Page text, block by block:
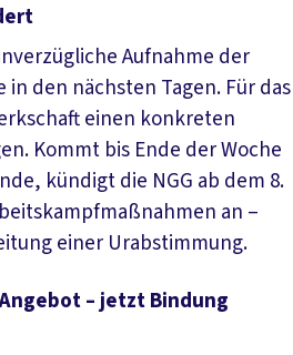
Aufnahme der
den nächsten Tagen. Für das
einen konkreten
Kommt bis Ende der Woche
kündigt die NGG ab dem 8.
an –
einer Urabstimmung.
– jetzt Bindung